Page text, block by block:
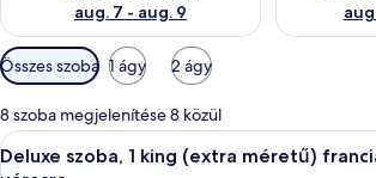
aug. 7 - aug. 9
Szobákhoz
rendelkezésre
álló
szűrők
Összes szoba 1 ágy 2 ágy
8 szoba megjelenítése 8 közül
A
következő
Egy szállodai
6
Deluxe szoba, 1 king (extra méretű)